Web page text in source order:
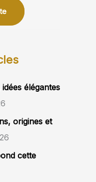
élégantes
origines et
cette